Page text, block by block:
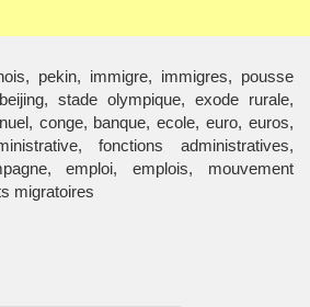
pekin, immigre, immigres, pousse
stade olympique, exode rurale,
conge, banque, ecole, euro, euros,
fonctions administratives,
emploi, emplois, mouvement
migratoires